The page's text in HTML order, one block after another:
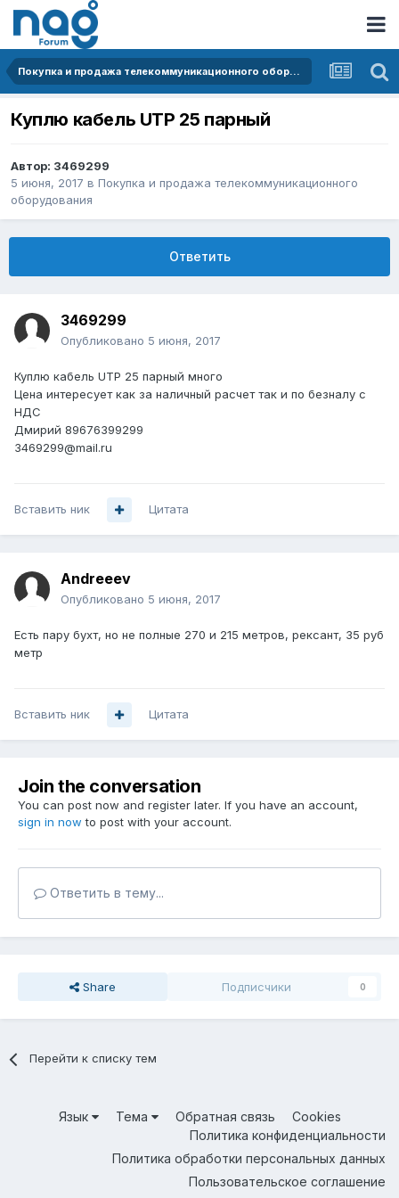
Покупка и продажа телекоммуникационного оборудования
Куплю кабель UTP 25 парный
Автор: 3469299
5 июня, 2017 в Покупка и продажа телекоммуникационного
оборудования
Ответить
3469299
Опубликовано 5 июня, 2017
Куплю кабель UTP 25 парный много
Цена интересует как за наличный расчет так и по безналу с
НДС
Дмирий 89676399299
3469299@mail.ru
Вставить ник Цитата
Andreeev
Опубликовано 5 июня, 2017
Есть пару бухт, но не полные 270 и 215 метров, рексант, 35 руб
метр
Вставить ник Цитата
Join the conversation
You can post now and register later. If you have an account,
sign in now to post with your account.
Ответить в тему...
Share Подписчики 0
Перейти к списку тем
Язык Тема Обратная связь
Cookies
Политика конфиденциальности
Политика обработки персональных данных
Пользовательское соглашение